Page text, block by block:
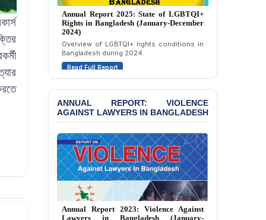
JOINT STATEMENT:
Condemning Politically
Intimidation, and
Interference in the
Democratic Governance
of the Legal Profession in
Bangladesh
BANGLADESH ALERT:
University Teachers on
Allegations of
“Blasphemy” — A Gross
Violation of Justice,
Academic Freedom, and
Human Rights
BANGLADESH ALERT:
Annual Report 2025: State of LGBTQI+
Rights in Bangladesh (January-December
2024)
Overview of LGBTQI+ rights conditions in
Bangladesh during 2024.
Read Full Report
ANNUAL REPORT: VIOLENCE
AGAINST LAWYERS IN BANGLADESH
Annual Report 2023: Violence Against
Lawyers in Bangladesh (January-